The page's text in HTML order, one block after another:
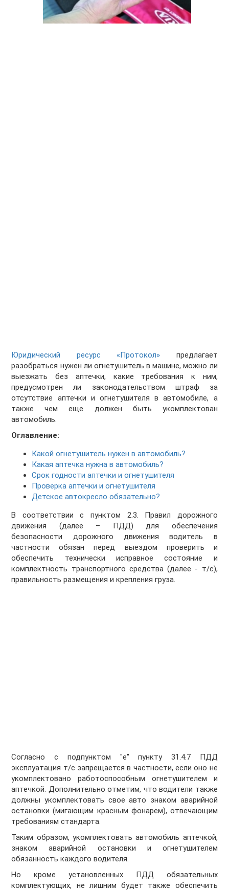
Юридический ресурс «Протокол» предлагает
разобраться нужен ли огнетушитель в машине, можно ли
выезжать без аптечки, какие требования к ним,
предусмотрен ли законодательством штраф за
отсутствие аптечки и огнетушителя в автомобиле, а
также чем еще должен быть укомплектован
автомобиль.
Оглавление:
Какой огнетушитель нужен в автомобиль?
Какая аптечка нужна в автомобиль?
Срок годности аптечки и огнетушителя
Проверка аптечки и огнетушителя
Детское автокресло обязательно?
В соответствии с пунктом 2.3. Правил дорожного
движения (далее – ПДД) для обеспечения
безопасности дорожного движения водитель в
частности обязан перед выездом проверить и
обеспечить технически исправное состояние и
комплектность транспортного средства (далее - т/с),
правильность размещения и крепления груза.
Согласно с подпунктом "е" пункту 31.4.7 ПДД
эксплуатация т/с запрещается в частности, если оно не
укомплектовано работоспособным огнетушителем и
аптечкой. Дополнительно отметим, что водители также
должны укомплектовать свое авто знаком аварийной
остановки (мигающим красным фонарем), отвечающим
требованиям стандарта.
Таким образом, укомплектовать автомобиль аптечкой,
знаком аварийной остановки и огнетушителем
обязанность каждого водителя.
Но кроме установленных ПДД обязательных
комплектующих, не лишним будет также обеспечить